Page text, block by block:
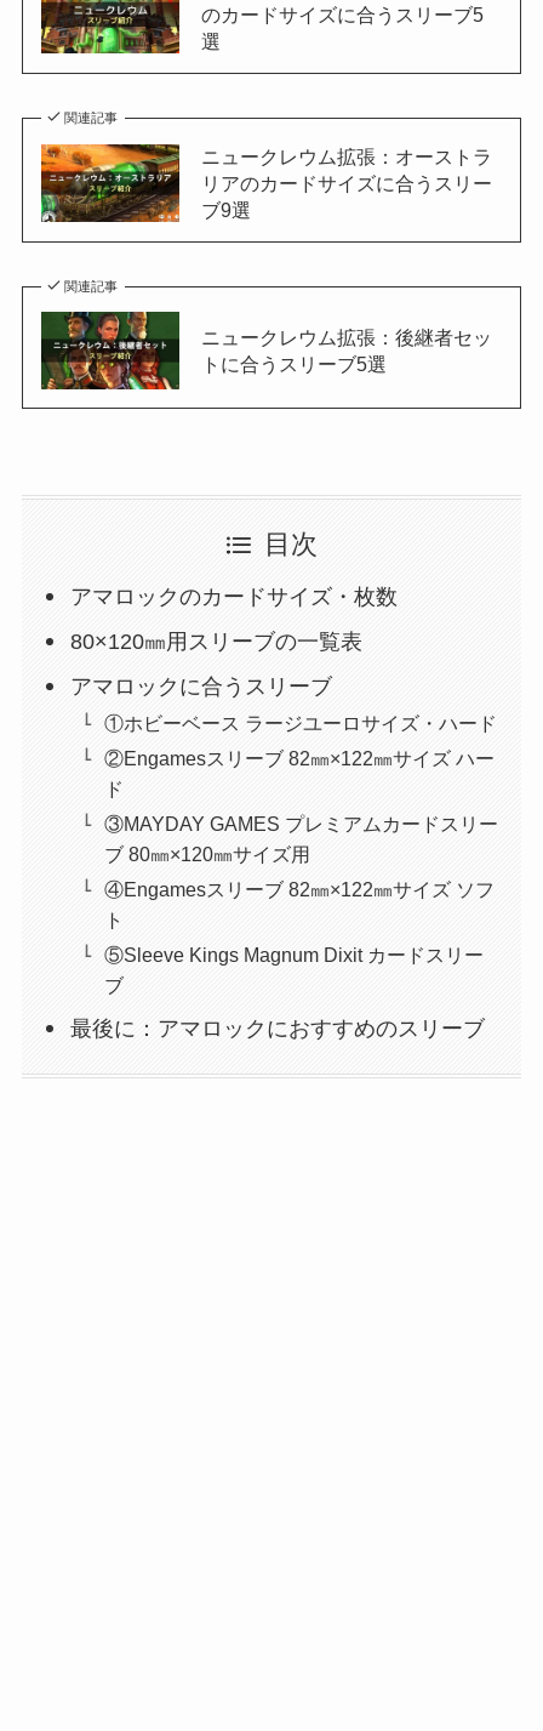
のカードサイズに合うスリーブ5
選
関連記事
ニュークレウム拡張：オーストラ
リアのカードサイズに合うスリー
ブ9選
関連記事
ニュークレウム拡張：後継者セッ
トに合うスリーブ5選
目次
アマロックのカードサイズ・枚数
80×120㎜用スリーブの一覧表
アマロックに合うスリーブ
①ホビーベース ラージユーロサイズ・ハード
②Engamesスリーブ 82㎜×122㎜サイズ ハー
ド
③MAYDAY GAMES プレミアムカードスリー
ブ 80㎜×120㎜サイズ用
④Engamesスリーブ 82㎜×122㎜サイズ ソフ
ト
⑤Sleeve Kings Magnum Dixit カードスリー
ブ
最後に：アマロックにおすすめのスリーブ